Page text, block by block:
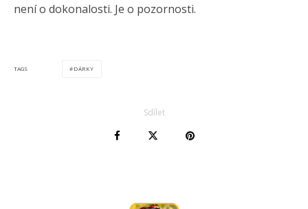
není o dokonalosti. Je o pozornosti.
TAGS DÁRKY
Sdílet